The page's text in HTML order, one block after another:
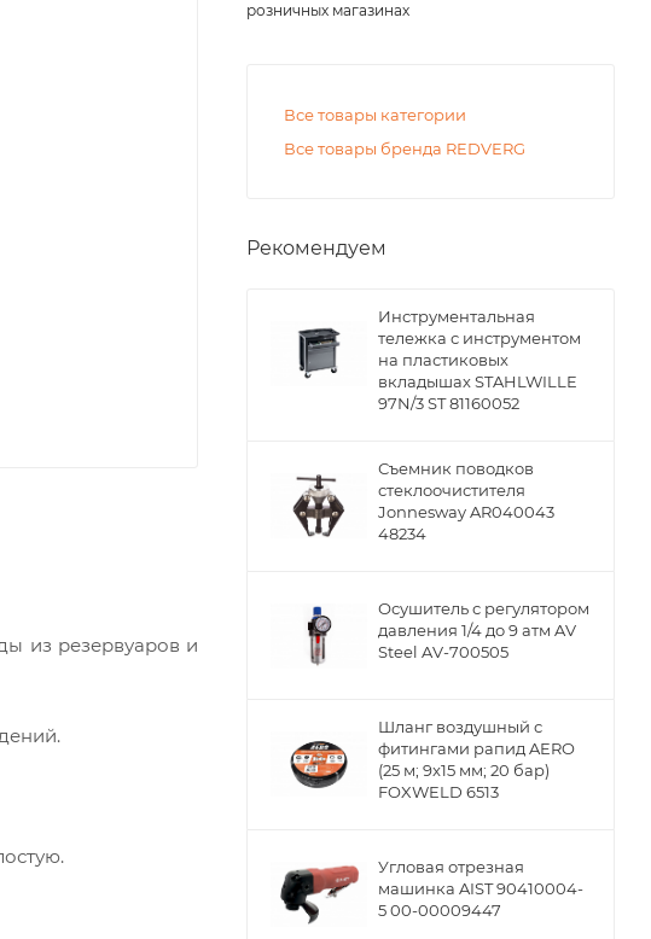
из резервуаров и
розничных магазинах
Все товары категории
Все товары бренда REDVERG
Рекомендуем
Инструментальная
тележка с инструментом
на пластиковых
вкладышах STAHLWILLE
97N/3 ST 81160052
Съемник поводков
стеклоочистителя
Jonnesway AR040043
48234
Осушитель с регулятором
давления 1/4 до 9 атм AV
Steel AV-700505
Шланг воздушный с
фитингами рапид AERO
(25 м; 9x15 мм; 20 бар)
FOXWELD 6513
Угловая отрезная
машинка AIST 90410004-
5 00-00009447